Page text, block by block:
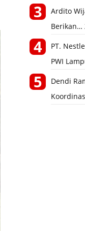
Ardito
Berikan…
PT.
PWI
Dendi